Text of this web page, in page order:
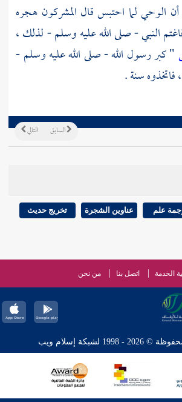
أن الوحي لما احتبس قال المشركون هجره
النبي - صلى الله عليه وسلم - لذلك ،
" كبر رسول الله - صلى الله عليه وسلم -
سنة .
التالي السابق
علم عناوين الشجرة تخريج حديث
الخدمة اتصل بنا من نحن
لشبكة إسلام ويب